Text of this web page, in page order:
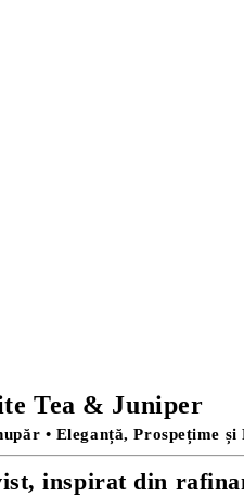
Tea & Juniper
• Eleganță, Prospețime și
inspirat din